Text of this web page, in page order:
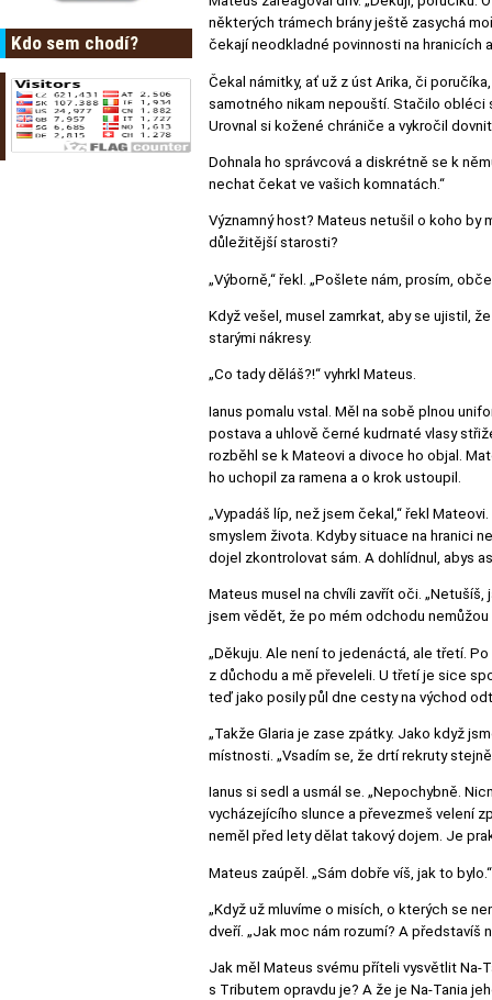
Kdo sem chodí?
některých trámech brány ještě zasychá
čekají neodkladné povinnosti na hranicích
Čekal námitky, ať už z úst Arika, či
samotného nikam nepouští. Stačilo obléci
Urovnal si kožené chrániče a vykročil
Dohnala ho správcová a diskrétně se k
nechat čekat ve vašich komnatách.“
Významný host? Mateus netušil o koho
důležitější starosti?
„Výborně,“ řekl. „Pošlete nám, prosím,
Když vešel, musel zamrkat, aby se ujistil,
starými nákresy.
„Co tady děláš?!“ vyhrkl Mateus.
Ianus pomalu vstal. Měl na sobě plnou
postava a uhlově černé kudrnaté vlasy
rozběhl se k Mateovi a divoce ho objal.
ho uchopil za ramena a o krok ustoupil.
„Vypadáš líp, než jsem čekal,“ řekl
smyslem života. Kdyby situace na hranici
dojel zkontrolovat sám. A dohlídnul, abys
Mateus musel na chvíli zavřít oči. „Netušíš,
jsem vědět, že po mém odchodu
„Děkuju. Ale není to jedenáctá, ale třetí.
z důchodu a mě převeleli. U třetí je sice
teď jako posily půl dne cesty na východ
„Takže Glaria je zase zpátky. Jako když
místnosti. „Vsadím se, že drtí rekruty
Ianus si sedl a usmál se. „Nepochybně.
vycházejícího slunce a převezmeš velení
neměl před lety dělat takový dojem. Je
Mateus zaúpěl. „Sám dobře víš, jak to bylo.“
„Když už mluvíme o misích, o kterých se
dveří. „Jak moc nám rozumí? A
Jak měl Mateus svému příteli vysvětlit Na-
s Tributem opravdu je? A že je Na-Tania